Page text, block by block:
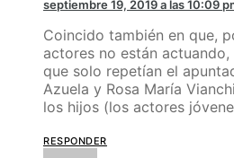
septiembre 19, 2019 a las 10:09
Coincido también en que,
actores no están
que solo repetían el
Azuela y Rosa María
los hijos (los actores
RESPONDER